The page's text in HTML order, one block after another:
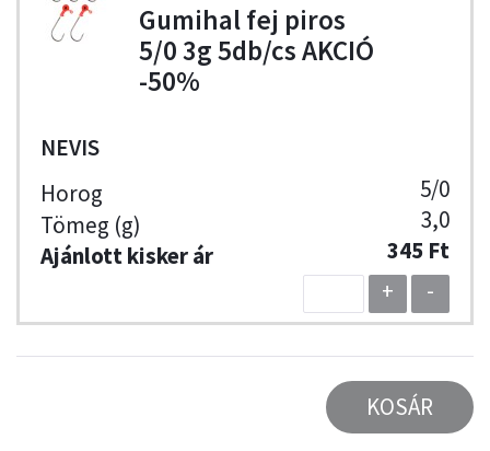
Gumihal fej piros
5/0 3g 5db/cs AKCIÓ
-50%
NEVIS
5/0
3,0
345 Ft
+
-
KOSÁR